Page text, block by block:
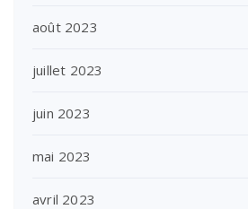
août 2023
juillet 2023
juin 2023
mai 2023
avril 2023